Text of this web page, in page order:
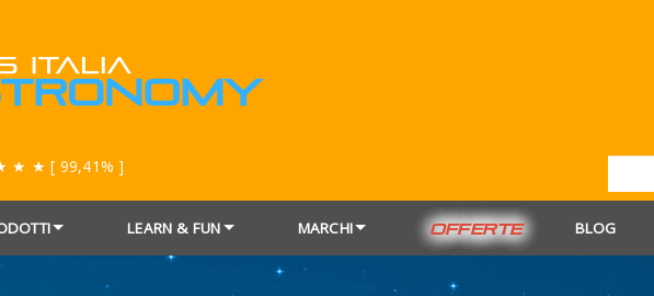
★ ★ [ 99,41% ]
LEARN & FUN MARCHI OFFERTE BLOG